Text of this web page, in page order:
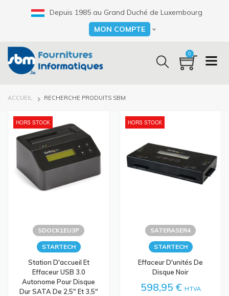
Depuis 1985 au Grand Duché de Luxembourg
Select your language
MON COMPTE
0
FIL
ACCUEIL RECHERCHE PRODUITS SBM
HORS STOCK
SDOCK1EU3P
STARTECH
Station D'accueil Et
Effaceur USB 3.0
Autonome Pour Disque
Dur SATA De 2,5" Et 3,5"
HORS STOCK
SATERASER4
STARTECH
Effaceur D'unités De
Disque Noir
598,95 € HTVA